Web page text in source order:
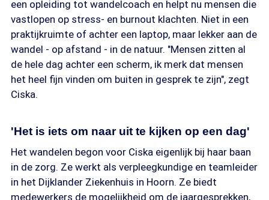
een opleiding tot wandelcoach en helpt nu mensen die
vastlopen op stress- en burnout klachten. Niet in een
praktijkruimte of achter een laptop, maar lekker aan de
wandel - op afstand - in de natuur. "Mensen zitten al
de hele dag achter een scherm, ik merk dat mensen
het heel fijn vinden om buiten in gesprek te zijn", zegt
Ciska.
'Het is iets om naar uit te kijken op een dag'
Het wandelen begon voor Ciska eigenlijk bij haar baan
in de zorg. Ze werkt als verpleegkundige en teamleider
in het Dijklander Ziekenhuis in Hoorn. Ze biedt
medewerkers de mogelijkheid om de jaargesprekken,